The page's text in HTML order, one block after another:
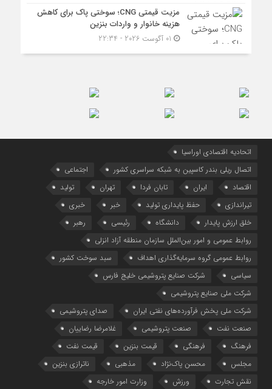
مزیت قیمتی CNG؛ سوختی پاک برای کاهش
هزینه خانوار و واردات بنزین
اتحادیه اقتصادی اوراسیا
اتصال ریلی بندر کاسپین به شبکه سراسری کشور
اجتماعی
اقتصاد
ایران تابان فردا تهران
تولید
تیراندازی
حفظ پایداری تولید خبر
خبری
خلق ارزش پایدار
دانشگاه رئیسی
رهبر
روابط عمومی و امور بین‌الملل سازمان منطقه آزاد انزلی
روابط عمومی گروه سرمایه‌گذاری اهداف
سبد سوخت کشور
سیاسی
شرکت صنایع پتروشیمی خلیج فارس
شرکت ملی صنایع پتروشیمی
شرکت ملی پخش فرآورده‌های نفتی ایران
صدای پتروشیمی
صنعت نفت
صنعت پتروشیمی
غلامرضا رضاییان
فرهنگ
فرهنگی قیمت بنزین
قیمت نفت
مجلس
محسن پاک‌نژاد مذهبی
ناترازی بنزین
نقش تجارت
ورزش وزارت امور خارجه